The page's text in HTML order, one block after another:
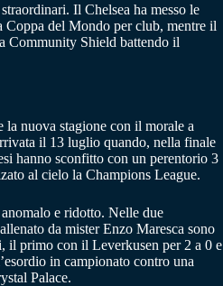
Il Chelsea ha messo le
Coppa del Mondo per club, mentre il
Community Shield battendo il
la nuova stagione con il morale a
il 13 luglio quando, nella finale
hanno sconfitto con un perentorio 3
al cielo la Champions League.
e ridotto. Nelle due
da mister Enzo Maresca sono
il primo con il Leverkusen per 2 a 0 e
in campionato contro una
Palace.